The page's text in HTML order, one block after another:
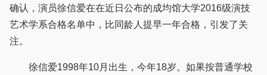
确认，演员徐信爱在在近日公布的成均馆大学2016级演技
艺术学系合格名单中，比同龄人提早一年合格，引发了关
注。
徐信爱1998年10月出生，今年18岁。如果按普通学校